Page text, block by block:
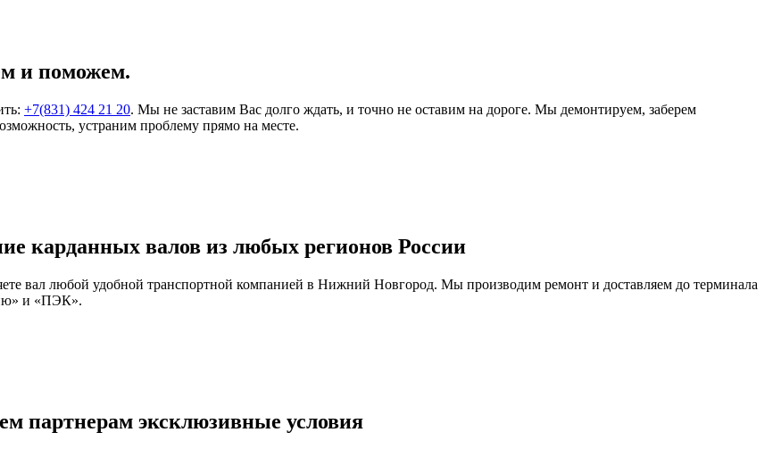
и поможем.
+7(831) 424 21 20. Мы не заставим Вас долго ждать, и точно не оставим на дороге. Мы демонтируем, заберем
устраним проблему прямо на месте.
карданных валов из любых регионов России
вал любой удобной транспортной компанией в Нижний Новгород. Мы производим ремонт и доставляем до терминала
и «ПЭК».
партнерам эксклюзивные условия